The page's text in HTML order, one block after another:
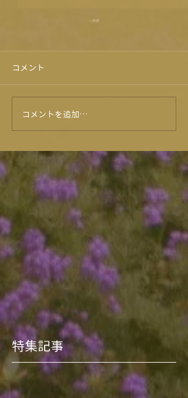
旭志牛試食会！？😍
コメント
コメントを追加…
特集記事